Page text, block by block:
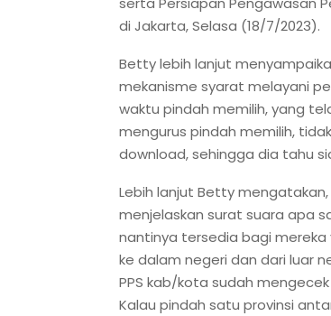
di Jakarta, Selasa (18/7/2023).
Betty lebih lanjut
mekanisme syarat melayani
waktu pindah memilih, yang
mengurus pindah memilih,
download, sehingga dia tahu
Lebih lanjut Betty
menjelaskan surat suara apa
nantinya tersedia bagi mereka
ke dalam negeri dan dari luar
PPS kab/kota sudah
Kalau pindah satu provinsi